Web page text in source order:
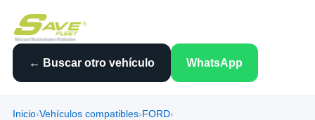
← Buscar otro vehículo WhatsApp
Inicio›Vehículos compatibles› FORD›